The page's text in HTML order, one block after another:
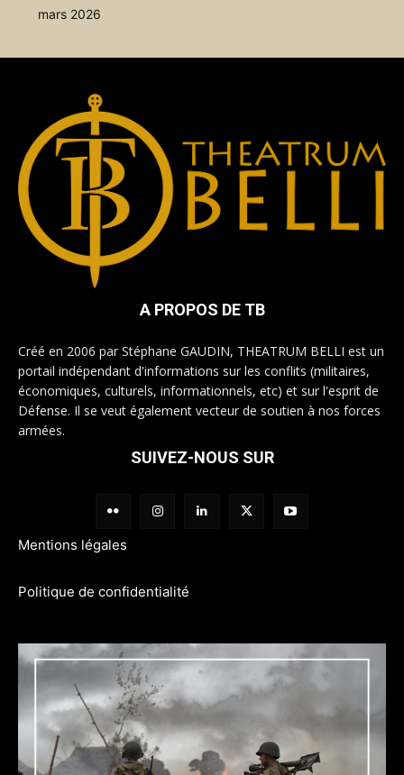
mars 2026
A PROPOS DE TB
Créé en 2006 par Stéphane GAUDIN, THEATRUM BELLI est un
portail indépendant d'informations sur les conflits (militaires,
économiques, culturels, informationnels, etc) et sur l'esprit de
Défense. Il se veut également vecteur de soutien à nos forces
armées.
SUIVEZ-NOUS SUR
Mentions légales
Politique de confidentialité